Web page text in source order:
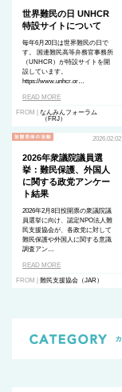
世界難民の日 UNHCR
特設サイトについて
毎年6月20日は世界難民の日で
す。 国連難民高等弁務官事務所
（UNHCR）が特設サイトを開
設しています。
https://www.unhcr.or…
READ MORE
FROM | なんみんフォーラム
（FRJ）
2026.02.02
2026年衆議院議員選
挙：難民保護、外国人
に関する政党アンケー
ト結果
2026年2月8日投開票の衆議院議
員選挙に向け、認定NPO法人難
民支援協会が、各政党に対して
難民保護や外国人に関する意識
調査アン…
READ MORE
FROM | 難民支援協会（JAR）